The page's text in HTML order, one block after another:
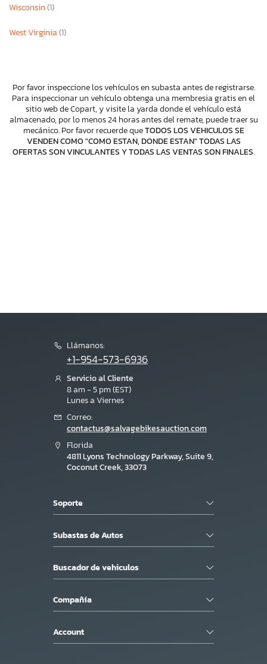
Wisconsin(1)
West Virginia(1)
Por favor inspeccione los vehículos en subasta antes de registrarse.
Para inspeccionar un vehículo obtenga una membresia gratis en el
sitio web de Copart, y visite la yarda donde el vehículo está
almacenado, por lo menos 24 horas antes del remate, puede traer su
mecánico. Por favor recuerde queTODOS LOS VEHICULOS SE
VENDEN COMO "COMO ESTAN, DONDE ESTAN" TODAS LAS
OFERTAS SON VINCULANTES Y TODAS LAS VENTAS SON FINALES.
Llámanos:
+1-954-573-6936
Servicio al Cliente
8 am - 5 pm (EST)
Lunes a Viernes
Correo:
contactus@salvagebikesauction.com
Florida
4811 Lyons Technology Parkway, Suite 9,
Coconut Creek, 33073
Soporte
Subastas de Autos
Buscador de vehiculos
Compañía
Account